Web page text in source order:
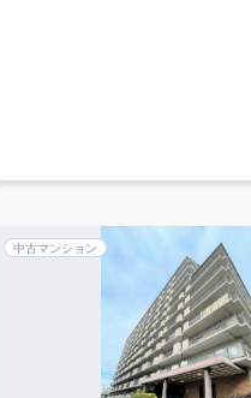
中古マンション